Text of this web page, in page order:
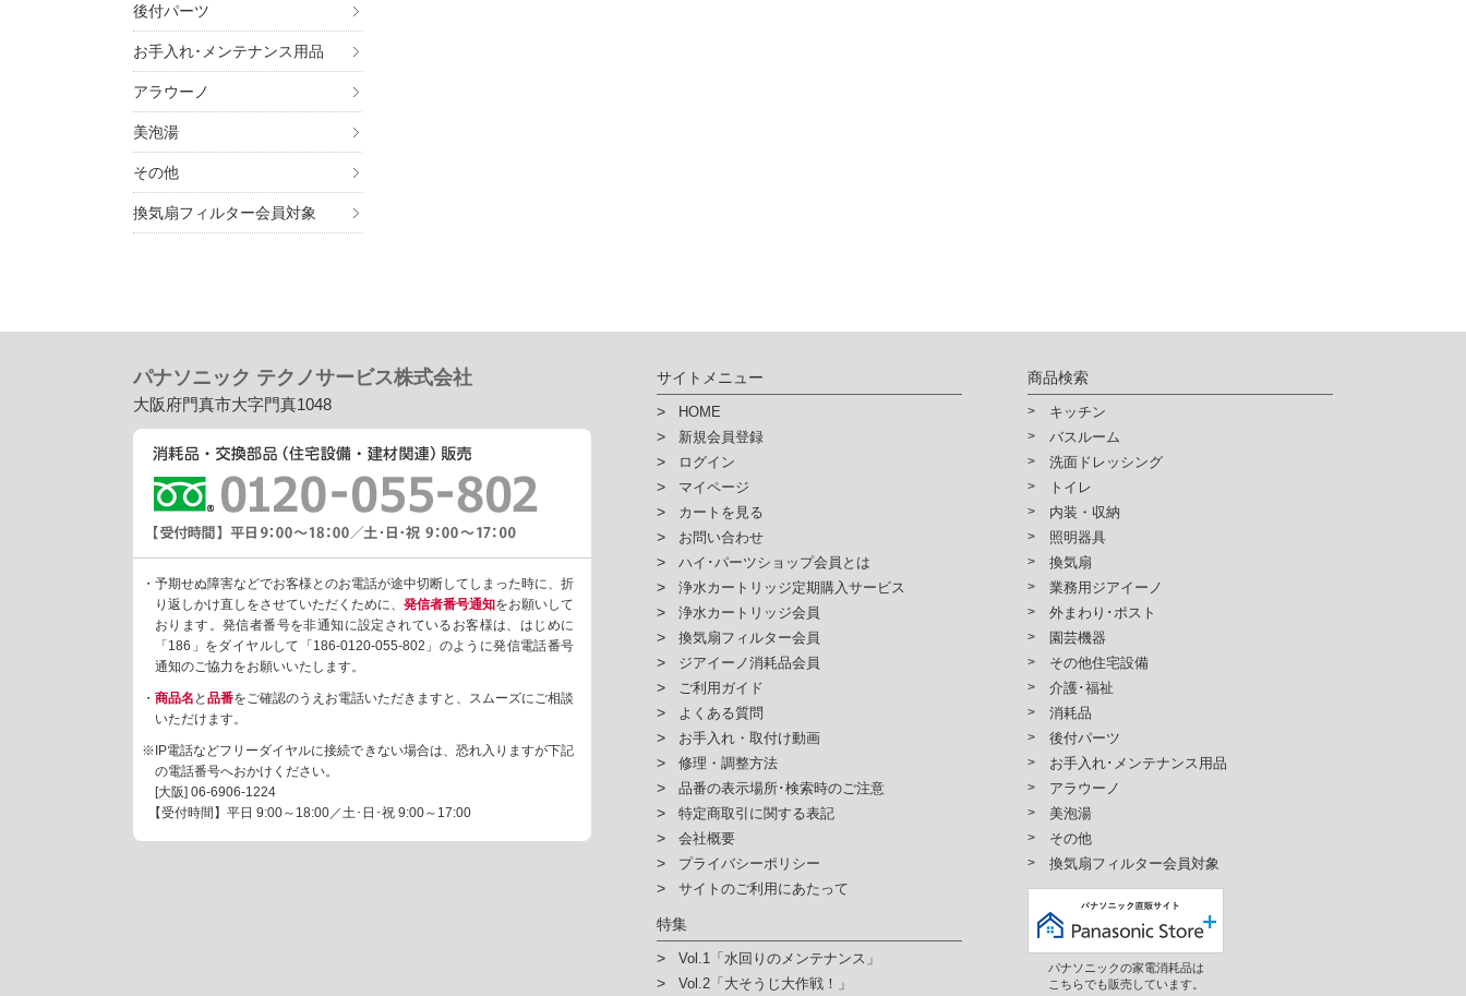
後付パーツ
お手入れ･メンテナンス用品
アラウーノ
美泡湯
その他
換気扇フィルター会員対象
・個人情報保護法に基づく公表事項
パナソニック テクノサービス株式会社
大阪府門真市大字門真1048
・予期せぬ障害などでお客様とのお電話が途中切断してしまった時に、折
り返しかけ直しをさせていただくために、 発信者番号通知をお願いして
おります。発信者番号を非通知に設定されているお客様は、はじめに
「186」をダイヤルして「186-0120-055-802」のように発信電話番号
通知のご協力をお願いいたします。
・ 商品名 と 品番をご確認のうえお電話いただきますと、スムーズにご相談
いただけます。
※IP電話などフリーダイヤルに接続できない場合は、恐れ入りますが下記
の電話番号へおかけください。
[大阪] 06-6906-1224
【受付時間】平日 9:00～18:00／土･日･祝 9:00～17:00
サイトメニュー
HOME
新規会員登録
ログイン
マイページ
カートを見る
お問い合わせ
ハイ･パーツショップ会員とは
浄水カートリッジ定期購入サービス
浄水カートリッジ会員
換気扇フィルター会員
ジアイーノ消耗品会員
ご利用ガイド
よくある質問
お手入れ・取付け動画
修理・調整方法
品番の表示場所･検索時のご注意
特定商取引に関する表記
会社概要
プライバシーポリシー
サイトのご利用にあたって
特集
Vol.1「水回りのメンテナンス」
Vol.2「大そうじ大作戦！」
商品検索
キッチン
バスルーム
洗面ドレッシング
トイレ
内装・収納
照明器具
換気扇
業務用ジアイーノ
外まわり･ポスト
園芸機器
その他住宅設備
介護･福祉
消耗品
後付パーツ
お手入れ･メンテナンス用品
アラウーノ
美泡湯
その他
換気扇フィルター会員対象
パナソニックの家電消耗品は
こちらでも販売しています。